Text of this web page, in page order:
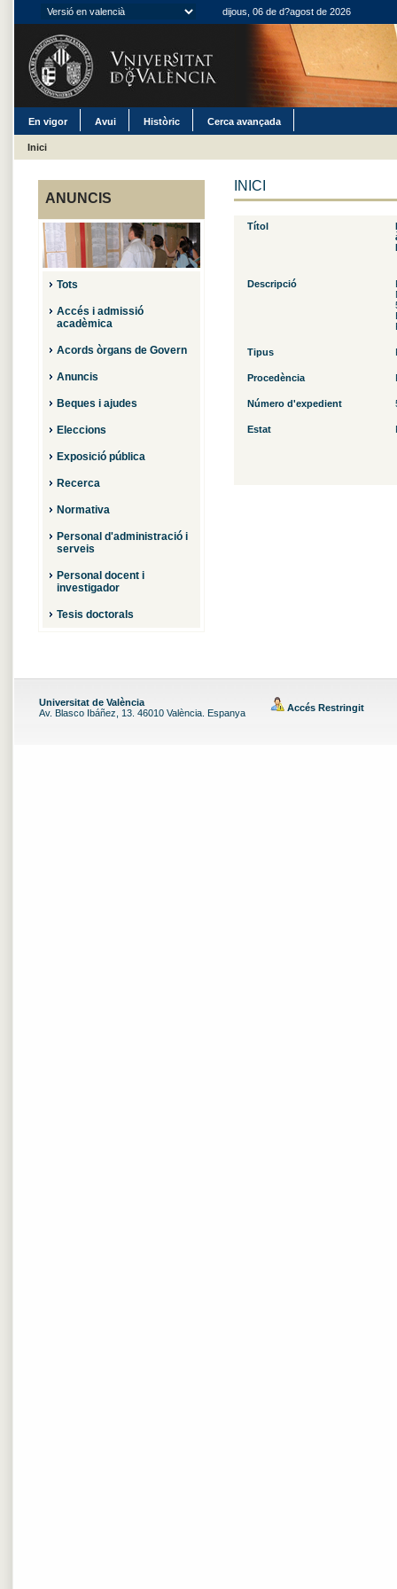
dijous, 06 de d?agost de 2026
En vigor Avui Històric Cerca avançada
Inici
ANUNCIS
Tots
Accés i admissió
acadèmica
Acords òrgans de Govern
Anuncis
Beques i ajudes
Eleccions
Exposició pública
Recerca
Normativa
Personal d'administració i
serveis
Personal docent i
investigador
Tesis doctorals
INICI
Títol
Descripció
Tipus
Procedència
Número d'expedient
Estat
Universitat de València
Av. Blasco Ibáñez, 13. 46010 València. Espanya
Accés Restringit